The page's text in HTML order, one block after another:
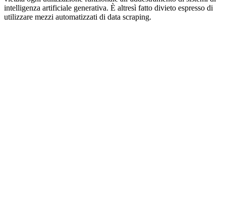
intelligenza artificiale generativa. È altresì fatto divieto espresso di
utilizzare mezzi automatizzati di data scraping.